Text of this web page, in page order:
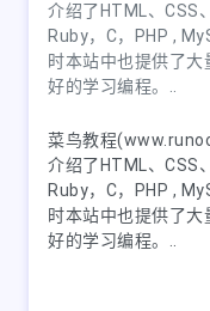
介绍了HTML、CSS
Ruby，C，PHP ,
时本站中也提供了
好的学习编程。..
菜鸟教程
介绍了HTML、CSS
Ruby，C，PHP ,
时本站中也提供了
好的学习编程。..